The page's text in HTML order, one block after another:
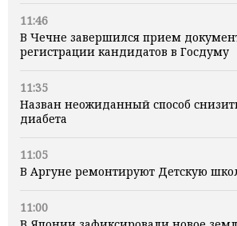
11:46
В Чечне завершился прием
регистрации кандидатов в Госдуму
11:35
Назван неожиданный способ
диабета
11:05
В Аргуне ремонтируют Детскую
11:00